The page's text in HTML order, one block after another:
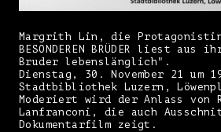
Margrith Lin, die Protagonistin
BESONDEREN BRÜDER liest aus
Bruder lebenslänglich".
Dienstag, 30. November 21 um
Stadtbibliothek Luzern,
Moderiert wird der Anlass von
Lanfranconi, die auch
Dokumentarfilm zeigt.